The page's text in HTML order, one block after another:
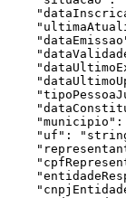
"municipio":
"uf":